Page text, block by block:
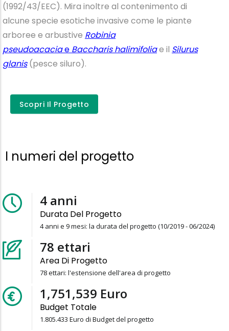
(1992/43/EEC). Mira inoltre al contenimento di
alcune specie esotiche invasive come le piante
arboree e arbustive Robinia
pseudoacaciae Baccharis halimifoliae il Silurus
glanis(pesce siluro).
Scopri il progetto
Scopri Il Progetto
I numeri del progetto
4 anni
Durata Del Progetto
4 anni e 9 mesi: la durata del progetto (10/2019 - 06/2024)
78 ettari
Area Di Progetto
78 ettari: l'estensione dell'area di progetto
1,805,433 Euro
Budget Totale
1.805.433 Euro di Budget del progetto